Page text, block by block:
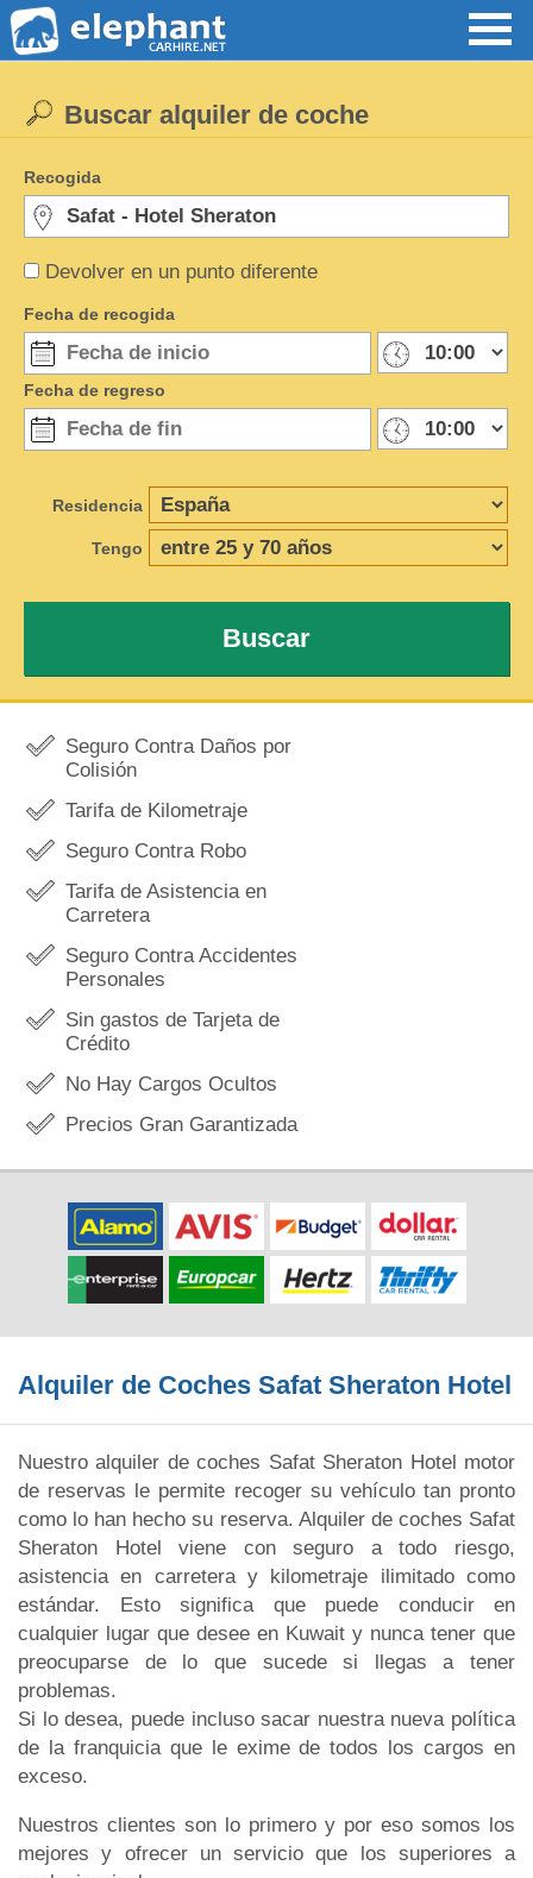
Devolver en un punto diferente
Buscar alquiler de coche
Recogida
Fecha de recogida
Fecha de regreso
Residencia
Tengo
Buscar
Seguro Contra Daños por
Colisión
Tarifa de Kilometraje
Seguro Contra Robo
Tarifa de Asistencia en
Carretera
Seguro Contra Accidentes
Personales
Sin gastos de Tarjeta de
Crédito
No Hay Cargos Ocultos
Precios Gran Garantizada
Alquiler de Coches Safat Sheraton Hotel
Nuestro alquiler de coches Safat Sheraton Hotel motor
de reservas le permite recoger su vehículo tan pronto
como lo han hecho su reserva. Alquiler de coches Safat
Sheraton Hotel viene con seguro a todo riesgo,
asistencia en carretera y kilometraje ilimitado como
estándar. Esto significa que puede conducir en
cualquier lugar que desee en Kuwait y nunca tener que
preocuparse de lo que sucede si llegas a tener
problemas.
Si lo desea, puede incluso sacar nuestra nueva política
de la franquicia que le exime de todos los cargos en
exceso.
Nuestros clientes son lo primero y por eso somos los
mejores y ofrecer un servicio que los superiores a